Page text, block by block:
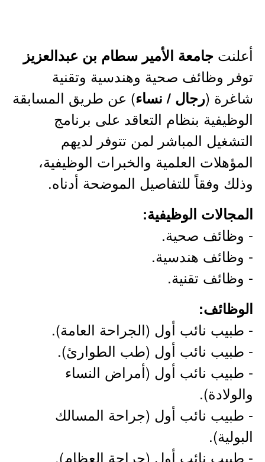
أعلنت جامعة الأمير سطام بن عبدالعزيز
توفر وظائف صحية وهندسية وتقنية
شاغرة (رجال / نساء) عن طريق المسابقة
الوظيفية بنظام التعاقد على برنامج
التشغيل المباشر لمن تتوفر لديهم
المؤهلات العلمية والخبرات الوظيفية،
وذلك وفقاً للتفاصيل الموضحة أدناه.
المجالات الوظيفية:
- وظائف صحية.
- وظائف هندسية.
- وظائف تقنية.
الوظائف:
- طبيب نائب أول (الجراحة العامة).
- طبيب نائب أول (طب الطوارئ).
- طبيب نائب أول (أمراض النساء
والولادة).
- طبيب نائب أول (جراحة المسالك
البولية).
- طبيب نائب أول (جراحة العظام).